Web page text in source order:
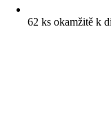
62 ks okamžitě k